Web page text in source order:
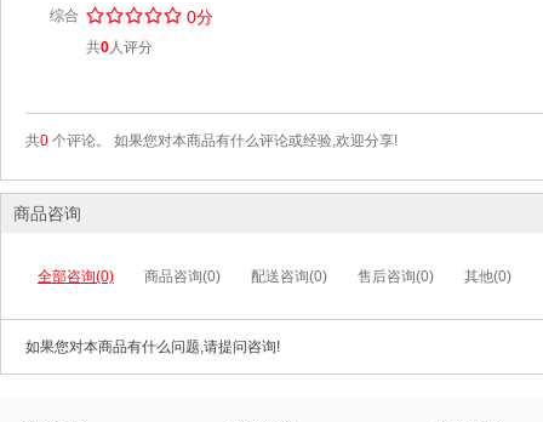
综合 /////
..... 0分
共0人评分
共0 个评论。 如果您对本商品有什么评论或经验,欢迎分享!
商品咨询
全部咨询(0) 商品咨询(0) 配送咨询(0) 售后咨询(0) 其他(0)
如果您对本商品有什么问题,请提问咨询!